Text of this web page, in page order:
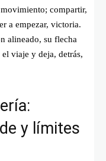
compartir,
a empezar, victoria.
alineado, su flecha
viaje y deja, detrás,
y límites